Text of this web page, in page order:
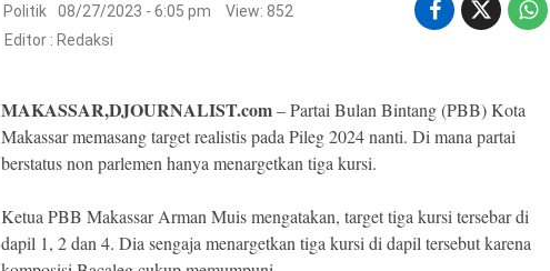
Politik 08/27/2023 - 6:05 pm
View: 852
Editor : Redaksi
MAKASSAR,DJOURNALIST.com– Partai Bulan Bintang (PBB) Kota
Makassar memasang target realistis pada Pileg 2024 nanti. Di mana partai
berstatus non parlemen hanya menargetkan tiga kursi.
Ketua PBB Makassar Arman Muis mengatakan, target tiga kursi tersebar di
dapil 1, 2 dan 4. Dia sengaja menargetkan tiga kursi di dapil tersebut karena